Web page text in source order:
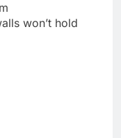
won’t hold